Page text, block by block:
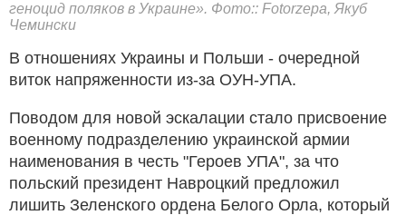
геноцид поляков в Украине». Фото:: Fotorzepa, Якуб
Чемински
В отношениях Украины и Польши - очередной
виток напряженности из-за ОУН-УПА.
Поводом для новой эскалации стало присвоение
военному подразделению украинской армии
наименования в честь "Героев УПА", за что
польский президент Навроцкий предложил
лишить Зеленского ордена Белого Орла, который